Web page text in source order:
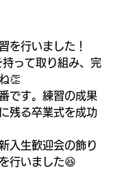
を行いました！
って取り組み、完
👏
です。練習の成果
残る卒業式を成功
入生歓迎会の飾り
行いました😆